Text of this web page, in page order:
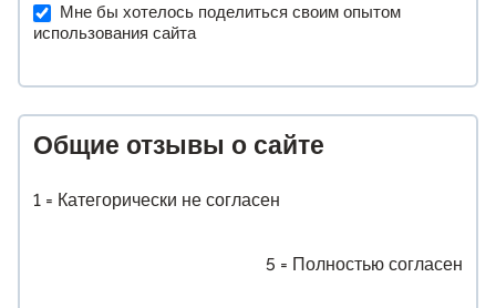
Мне бы хотелось поделиться своим опытом
использования сайта
Общие отзывы о сайте
1 = Категорически не согласен
5 = Полностью согласен